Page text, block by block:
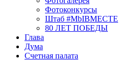
Фотоконкурсы
Штаб #MbIBMECTE
80 ЛЕТ ПОБЕДЫ
Глава
Дума
Счетная палата